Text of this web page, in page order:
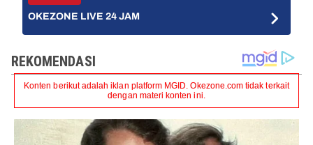
OKEZONE LIVE 24 JAM